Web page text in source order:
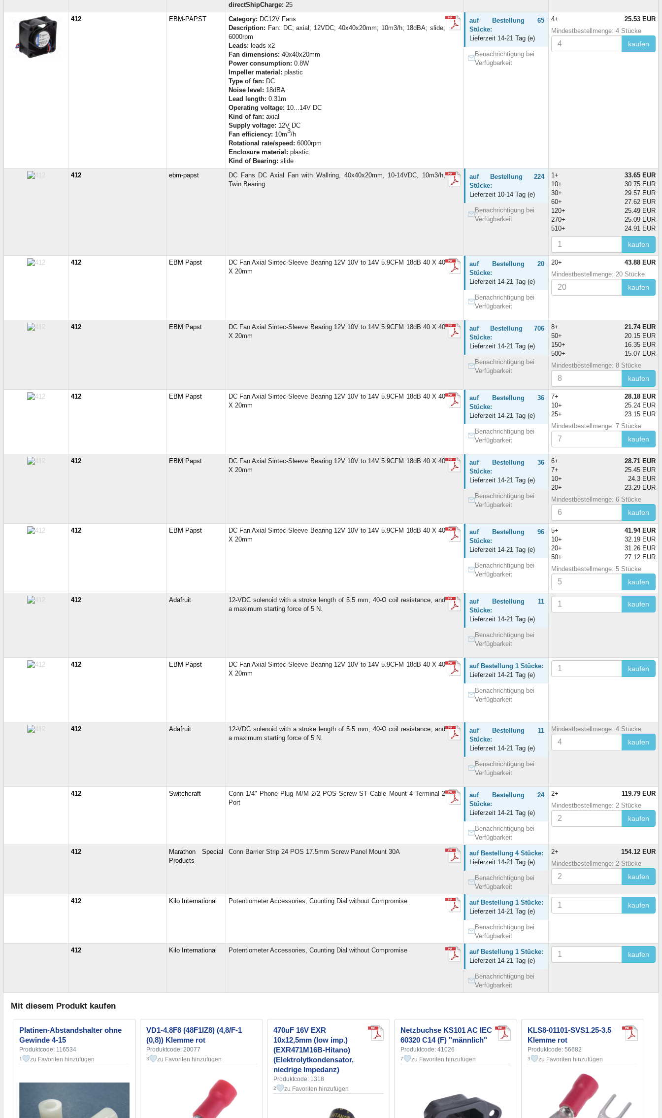
directShipCharge: 25
412 EBM-PAPST Category: DC12V Fans
Description: Fan: DC; axial; 12VDC; 40x40x20mm; 10m3/h; 18dBA; slide;
6000rpm
Leads: leads x2
Fan dimensions: 40x40x20mm
Power consumption: 0.8W
Impeller material: plastic
Type of fan: DC
Noise level: 18dBA
Lead length: 0.31m
Operating voltage: 10...14V DC
Kind of fan: axial
Supply voltage: 12V DC
Fan efficiency: 10m3/h
Rotational rate/speed: 6000rpm
Enclosure material: plastic
Kind of Bearing: slide
auf Bestellung 65
Stücke:
Lieferzeit 14-21 Tag (e)
Benachrichtigung bei
Verfügbarkeit
4+
25.53 EUR
Mindestbestellmenge: 4 Stücke
kaufen
412 ebm-papst
DC Fans DC Axial Fan with Wallring, 40x40x20mm, 10-14VDC, 10m3/h,
Twin Bearing
auf Bestellung 224
Stücke:
Lieferzeit 10-14 Tag (e)
Benachrichtigung bei
Verfügbarkeit
1+
33.65 EUR
10+
30.75 EUR
30+
29.57 EUR
60+
27.62 EUR
120+
25.49 EUR
270+
25.09 EUR
510+
24.91 EUR
kaufen
412 EBM Papst
DC Fan Axial Sintec-Sleeve Bearing 12V 10V to 14V 5.9CFM 18dB 40 X 40
X 20mm
auf Bestellung 20
Stücke:
Lieferzeit 14-21 Tag (e)
Benachrichtigung bei
Verfügbarkeit
20+
43.88 EUR
Mindestbestellmenge: 20 Stücke
kaufen
412 EBM Papst
DC Fan Axial Sintec-Sleeve Bearing 12V 10V to 14V 5.9CFM 18dB 40 X 40
X 20mm
auf Bestellung 706
Stücke:
Lieferzeit 14-21 Tag (e)
Benachrichtigung bei
Verfügbarkeit
8+
21.74 EUR
50+
20.15 EUR
150+
16.35 EUR
500+
15.07 EUR
Mindestbestellmenge: 8 Stücke
kaufen
412 EBM Papst
DC Fan Axial Sintec-Sleeve Bearing 12V 10V to 14V 5.9CFM 18dB 40 X 40
X 20mm
auf Bestellung 36
Stücke:
Lieferzeit 14-21 Tag (e)
Benachrichtigung bei
Verfügbarkeit
7+
28.18 EUR
10+
25.24 EUR
25+
23.15 EUR
Mindestbestellmenge: 7 Stücke
kaufen
412 EBM Papst
DC Fan Axial Sintec-Sleeve Bearing 12V 10V to 14V 5.9CFM 18dB 40 X 40
X 20mm
auf Bestellung 36
Stücke:
Lieferzeit 14-21 Tag (e)
Benachrichtigung bei
Verfügbarkeit
6+
28.71 EUR
7+
25.45 EUR
10+
24.3 EUR
20+
23.29 EUR
Mindestbestellmenge: 6 Stücke
kaufen
412 EBM Papst
DC Fan Axial Sintec-Sleeve Bearing 12V 10V to 14V 5.9CFM 18dB 40 X 40
X 20mm
auf Bestellung 96
Stücke:
Lieferzeit 14-21 Tag (e)
Benachrichtigung bei
Verfügbarkeit
5+
41.94 EUR
10+
32.19 EUR
20+
31.26 EUR
50+
27.12 EUR
Mindestbestellmenge: 5 Stücke
kaufen
412 Adafruit
12-VDC solenoid with a stroke length of 5.5 mm, 40-Ω coil resistance, and
a maximum starting force of 5 N.
auf Bestellung 11
Stücke:
Lieferzeit 14-21 Tag (e)
Benachrichtigung bei
Verfügbarkeit
kaufen
412 EBM Papst
DC Fan Axial Sintec-Sleeve Bearing 12V 10V to 14V 5.9CFM 18dB 40 X 40
X 20mm
auf Bestellung 1 Stücke:
Lieferzeit 14-21 Tag (e)
Benachrichtigung bei
Verfügbarkeit
kaufen
412 Adafruit
12-VDC solenoid with a stroke length of 5.5 mm, 40-Ω coil resistance, and
a maximum starting force of 5 N.
auf Bestellung 11
Stücke:
Lieferzeit 14-21 Tag (e)
Benachrichtigung bei
Verfügbarkeit
Mindestbestellmenge: 4 Stücke
kaufen
412 Switchcraft
Conn 1/4" Phone Plug M/M 2/2 POS Screw ST Cable Mount 4 Terminal 2
Port
auf Bestellung 24
Stücke:
Lieferzeit 14-21 Tag (e)
Benachrichtigung bei
Verfügbarkeit
2+
119.79 EUR
Mindestbestellmenge: 2 Stücke
kaufen
412
Marathon Special
Products
Conn Barrier Strip 24 POS 17.5mm Screw Panel Mount 30A
auf Bestellung 4 Stücke:
Lieferzeit 14-21 Tag (e)
Benachrichtigung bei
Verfügbarkeit
2+
154.12 EUR
Mindestbestellmenge: 2 Stücke
kaufen
412 Kilo International Potentiometer Accessories, Counting Dial without Compromise
auf Bestellung 1 Stücke:
Lieferzeit 14-21 Tag (e)
Benachrichtigung bei
Verfügbarkeit
kaufen
412 Kilo International Potentiometer Accessories, Counting Dial without Compromise
auf Bestellung 1 Stücke:
Lieferzeit 14-21 Tag (e)
Benachrichtigung bei
Verfügbarkeit
kaufen
Mit diesem Produkt kaufen
Platinen-Abstandshalter ohne
Gewinde 4-15
Produktcode: 116534
1 zu Favoriten hinzufügen
VD1-4.8F8 (48F1IZ8) (4,8/F-1
(0,8)) Klemme rot
Produktcode: 20077
3 zu Favoriten hinzufügen
470uF 16V EXR
10x12,5mm (low imp.)
(EXR471M16B-Hitano)
(Elektrolytkondensator,
niedrige Impedanz)
Produktcode: 1318
2 zu Favoriten hinzufügen
Netzbuchse KS101 AC IEC
60320 C14 (F) "männlich"
Produktcode: 41026
7 zu Favoriten hinzufügen
KLS8-01101-SVS1.25-3.5
Klemme rot
Produktcode: 56682
3 zu Favoriten hinzufügen